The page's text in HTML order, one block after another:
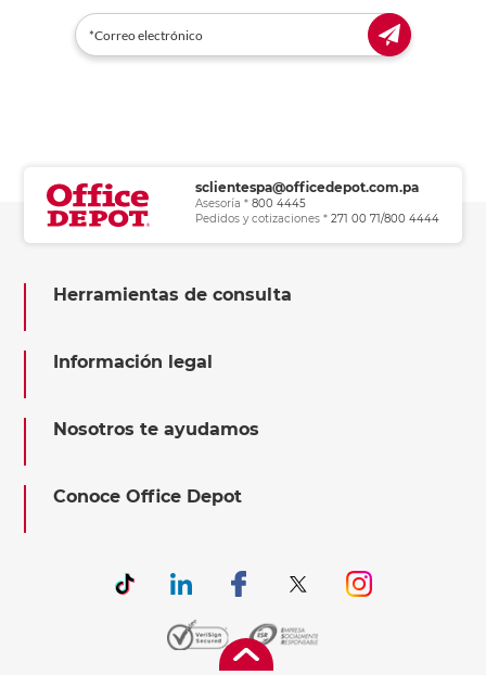
sclientespa@officedepot.com.pa
Asesoría * 800 4445
Pedidos y cotizaciones * 271 00 71/800 4444
Herramientas de consulta
Información legal
Nosotros te ayudamos
Conoce Office Depot